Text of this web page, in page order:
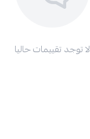
لا توجد تقييمات حاليا